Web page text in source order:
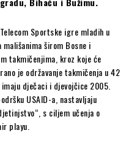
Sportske igre mladih u
širom Bosne i
takmičenjima, kroz koje će
je održavanje takmičenja u 42
dječaci i djevojčice 2005.
USAID-a, nastavljaju
s ciljem učenja o
playu.